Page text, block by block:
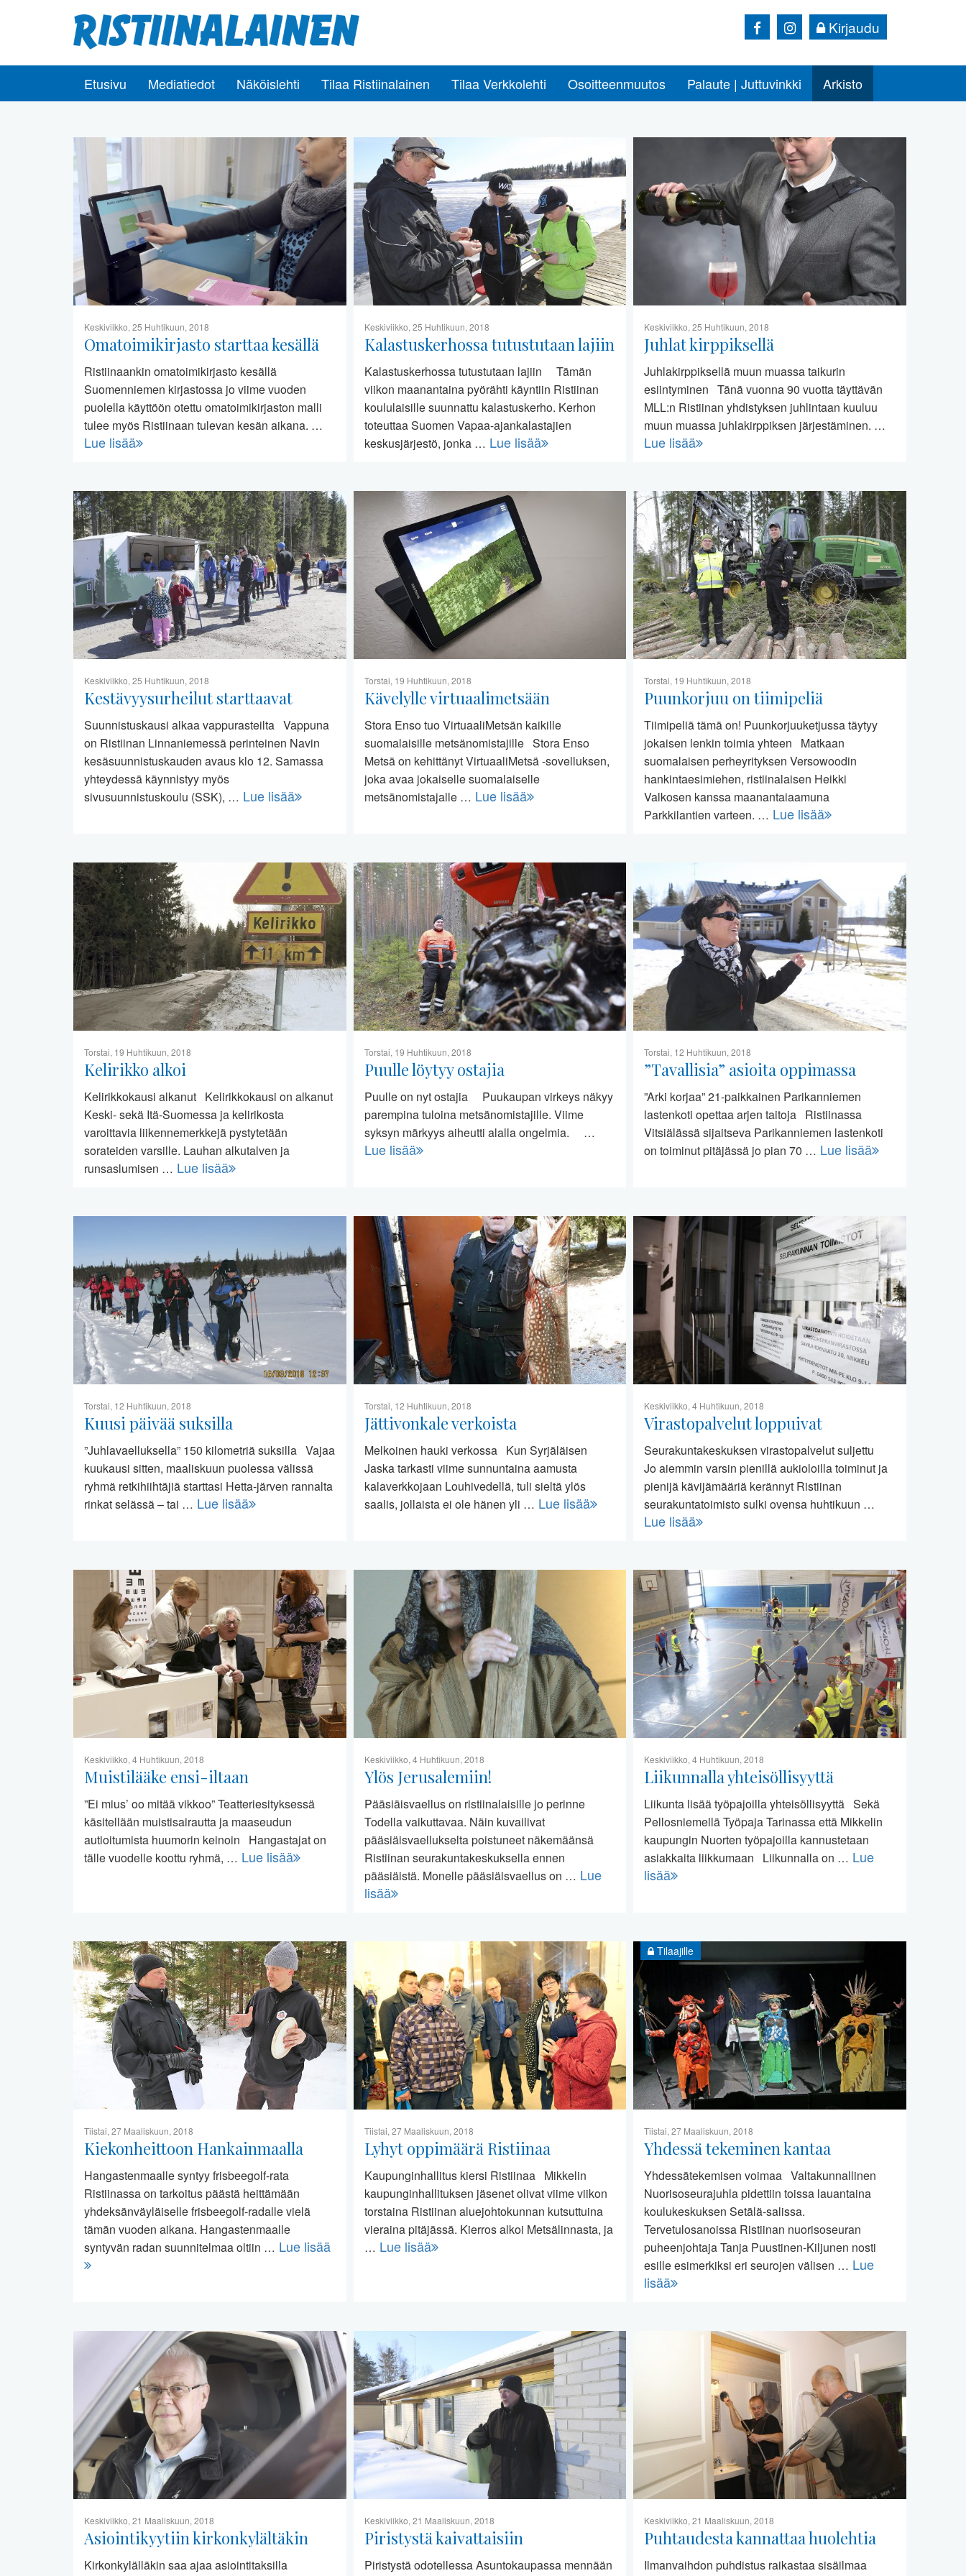
Kirjaudu
Etusivu Mediatiedot Näköislehti Tilaa Ristiinalainen Tilaa Verkkolehti Osoitteenmuutos Palaute | Juttuvinkki Arkisto
Keskiviikko, 25 Huhtikuun, 2018
Omatoimikirjasto starttaa kesällä
Ristiinaankin omatoimikirjasto kesällä
Suomenniemen kirjastossa jo viime vuoden
puolella käyttöön otettu omatoimikirjaston malli
tulee myös Ristiinaan tulevan kesän aikana. …
Lue lisää
Keskiviikko, 25 Huhtikuun, 2018
Kalastuskerhossa tutustutaan lajiin
Kalastuskerhossa tutustutaan lajiin Tämän
viikon maanantaina pyörähti käyntiin Ristiinan
koululaisille suunnattu kalastuskerho. Kerhon
toteuttaa Suomen Vapaa-ajankalastajien
keskusjärjestö, jonka … Lue lisää
Keskiviikko, 25 Huhtikuun, 2018
Juhlat kirppiksellä
Juhlakirppiksellä muun muassa taikurin
esiintyminen Tänä vuonna 90 vuotta täyttävän
MLL:n Ristiinan yhdistyksen juhlintaan kuuluu
muun muassa juhlakirppiksen järjestäminen. …
Lue lisää
Keskiviikko, 25 Huhtikuun, 2018
Kestävyysurheilut starttaavat
Suunnistuskausi alkaa vappurasteilta Vappuna
on Ristiinan Linnaniemessä perinteinen Navin
kesäsuunnistuskauden avaus klo 12. Samassa
yhteydessä käynnistyy myös
sivusuunnistuskoulu (SSK), … Lue lisää
Torstai, 19 Huhtikuun, 2018
Kävelylle virtuaalimetsään
Stora Enso tuo VirtuaaliMetsän kaikille
suomalaisille metsänomistajille Stora Enso
Metsä on kehittänyt VirtuaaliMetsä -sovelluksen,
joka avaa jokaiselle suomalaiselle
metsänomistajalle … Lue lisää
Torstai, 19 Huhtikuun, 2018
Puunkorjuu on tiimipeliä
Tiimipeliä tämä on! Puunkorjuuketjussa täytyy
jokaisen lenkin toimia yhteen Matkaan
suomalaisen perheyrityksen Versowoodin
hankintaesimiehen, ristiinalaisen Heikki
Valkosen kanssa maanantaiaamuna
Parkkilantien varteen. … Lue lisää
Torstai, 19 Huhtikuun, 2018
Kelirikko alkoi
Kelirikkokausi alkanut Kelirikkokausi on alkanut
Keski- sekä Itä-Suomessa ja kelirikosta
varoittavia liikennemerkkejä pystytetään
sorateiden varsille. Lauhan alkutalven ja
runsaslumisen … Lue lisää
Torstai, 19 Huhtikuun, 2018
Puulle löytyy ostajia
Puulle on nyt ostajia Puukaupan virkeys näkyy
parempina tuloina metsänomistajille. Viime
syksyn märkyys aiheutti alalla ongelmia. …
Lue lisää
Torstai, 12 Huhtikuun, 2018
”Tavallisia” asioita oppimassa
”Arki korjaa” 21-paikkainen Parikanniemen
lastenkoti opettaa arjen taitoja Ristiinassa
Vitsiälässä sijaitseva Parikanniemen lastenkoti
on toiminut pitäjässä jo pian 70 … Lue lisää
Torstai, 12 Huhtikuun, 2018
Kuusi päivää suksilla
”Juhlavaelluksella” 150 kilometriä suksilla Vajaa
kuukausi sitten, maaliskuun puolessa välissä
ryhmä retkihiihtäjiä starttasi Hetta-järven rannalta
rinkat selässä – tai … Lue lisää
Torstai, 12 Huhtikuun, 2018
Jättivonkale verkoista
Melkoinen hauki verkossa Kun Syrjäläisen
Jaska tarkasti viime sunnuntaina aamusta
kalaverkkojaan Louhivedellä, tuli sieltä ylös
saalis, jollaista ei ole hänen yli … Lue lisää
Keskiviikko, 4 Huhtikuun, 2018
Virastopalvelut loppuivat
Seurakuntakeskuksen virastopalvelut suljettu
Jo aiemmin varsin pienillä aukioloilla toiminut ja
pienijä kävijämääriä kerännyt Ristiinan
seurakuntatoimisto sulki ovensa huhtikuun …
Lue lisää
Keskiviikko, 4 Huhtikuun, 2018
Muistilääke ensi-iltaan
”Ei mius’ oo mitää vikkoo” Teatteriesityksessä
käsitellään muistisairautta ja maaseudun
autioitumista huumorin keinoin Hangastajat on
tälle vuodelle koottu ryhmä, … Lue lisää
Keskiviikko, 4 Huhtikuun, 2018
Ylös Jerusalemiin!
Pääsiäisvaellus on ristiinalaisille jo perinne
Todella vaikuttavaa. Näin kuvailivat
pääsiäisvaellukselta poistuneet näkemäänsä
Ristiinan seurakuntakeskuksella ennen
pääsiäistä. Monelle pääsiäisvaellus on … Lue
lisää
Keskiviikko, 4 Huhtikuun, 2018
Liikunnalla yhteisöllisyyttä
Liikunta lisää työpajoilla yhteisöllisyyttä Sekä
Pellosniemellä Työpaja Tarinassa että Mikkelin
kaupungin Nuorten työpajoilla kannustetaan
asiakkaita liikkumaan Liikunnalla on … Lue
lisää
Tiistai, 27 Maaliskuun, 2018
Kiekonheittoon Hankainmaalla
Hangastenmaalle syntyy frisbeegolf-rata
Ristiinassa on tarkoitus päästä heittämään
yhdeksänväyläiselle frisbeegolf-radalle vielä
tämän vuoden aikana. Hangastenmaalle
syntyvän radan suunnitelmaa oltiin … Lue lisää
Tiistai, 27 Maaliskuun, 2018
Lyhyt oppimäärä Ristiinaa
Kaupunginhallitus kiersi Ristiinaa Mikkelin
kaupunginhallituksen jäsenet olivat viime viikon
torstaina Ristiinan aluejohtokunnan kutsuttuina
vieraina pitäjässä. Kierros alkoi Metsälinnasta, ja
… Lue lisää
Tilaajille
Tiistai, 27 Maaliskuun, 2018
Yhdessä tekeminen kantaa
Yhdessätekemisen voimaa Valtakunnallinen
Nuorisoseurajuhla pidettiin toissa lauantaina
koulukeskuksen Setälä-salissa.
Tervetulosanoissa Ristiinan nuorisoseuran
puheenjohtaja Tanja Puustinen-Kiljunen nosti
esille esimerkiksi eri seurojen välisen … Lue
lisää
Keskiviikko, 21 Maaliskuun, 2018
Asiointikyytiin kirkonkylältäkin
Kirkonkylälläkin saa ajaa asiointitaksilla
Keskiviikko, 21 Maaliskuun, 2018
Piristystä kaivattaisiin
Piristystä odotellessa Asuntokaupassa mennään
Keskiviikko, 21 Maaliskuun, 2018
Puhtaudesta kannattaa huolehtia
Ilmanvaihdon puhdistus raikastaa sisäilmaa